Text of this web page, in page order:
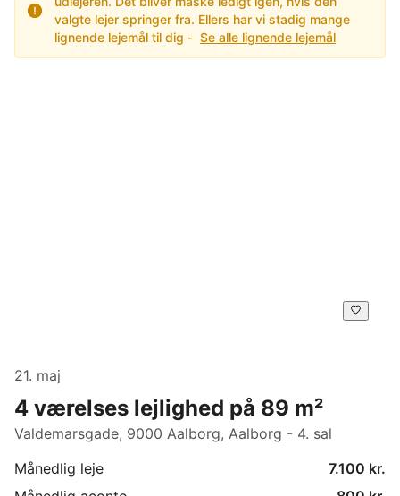
valgte lejer springer fra. Ellers har vi stadig mange
lignende lejemål til dig - Se alle lignende lejemål
21. maj
4 værelses lejlighed på 89 m²
Valdemarsgade, 9000 Aalborg, Aalborg - 4. sal
Månedlig leje
7.100 kr.